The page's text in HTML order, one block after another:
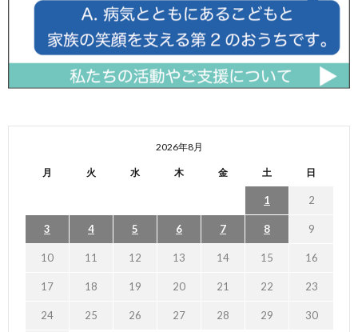
2026年8月
月 火 水 木 金 土 日
1 2
3 4 5 6 7 8 9
10 11 12 13 14 15 16
17 18 19 20 21 22 23
24 25 26 27 28 29 30